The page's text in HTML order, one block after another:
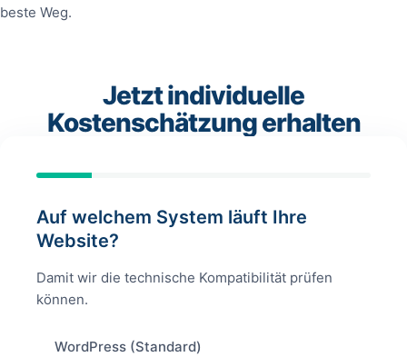
beste Weg.
Jetzt individuelle
Kostenschätzung erhalten
Auf welchem System läuft Ihre
Website?
Damit wir die technische Kompatibilität prüfen
können.
WordPress (Standard)